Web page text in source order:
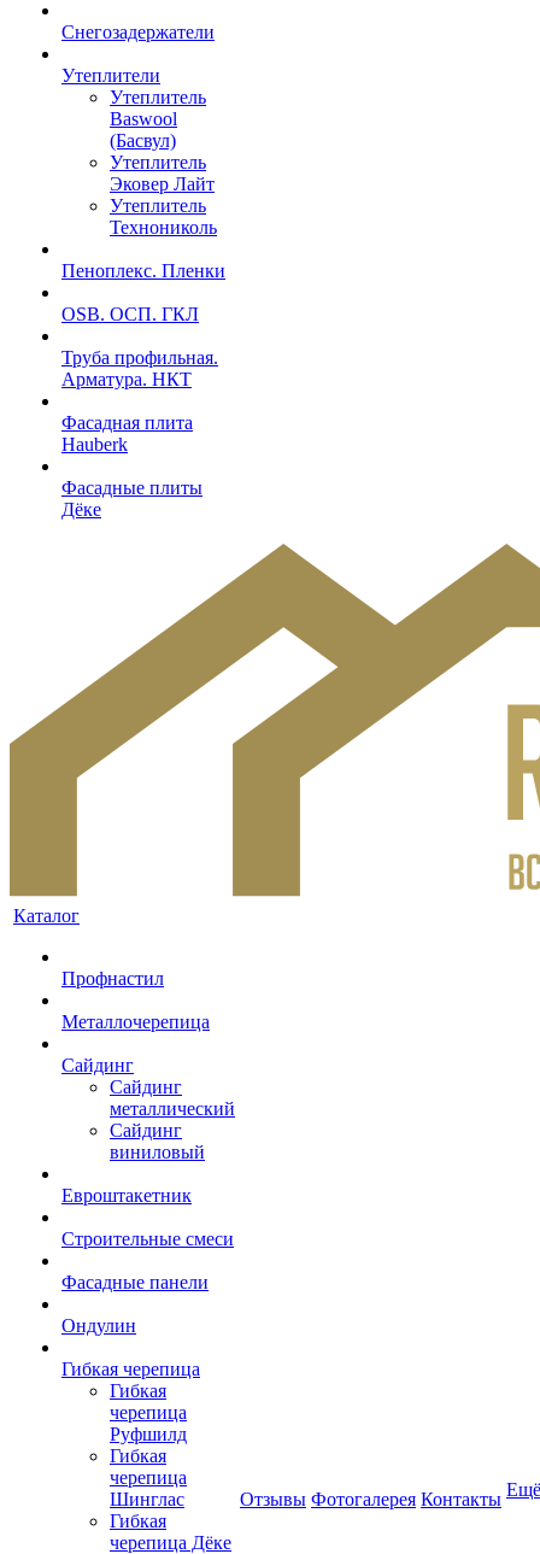
Снегозадержатели
Утеплители
Утеплитель
Baswool
(Басвул)
Утеплитель
Эковер Лайт
Утеплитель
Технониколь
Пеноплекс. Пленки
OSB. ОСП. ГКЛ
Труба профильная.
Арматура. НКТ
Фасадная плита
Hauberk
Фасадные плиты
Дёке
Каталог
Профнастил
Металлочерепица
Сайдинг
Сайдинг
металлический
Сайдинг
виниловый
Евроштакетник
Строительные смеси
Фасадные панели
Ондулин
Гибкая черепица
Гибкая
черепица
Руфшилд
Гибкая
черепица
Шинглас
Гибкая
черепица Дёке
Отзывы Фотогалерея Контакты Ещё